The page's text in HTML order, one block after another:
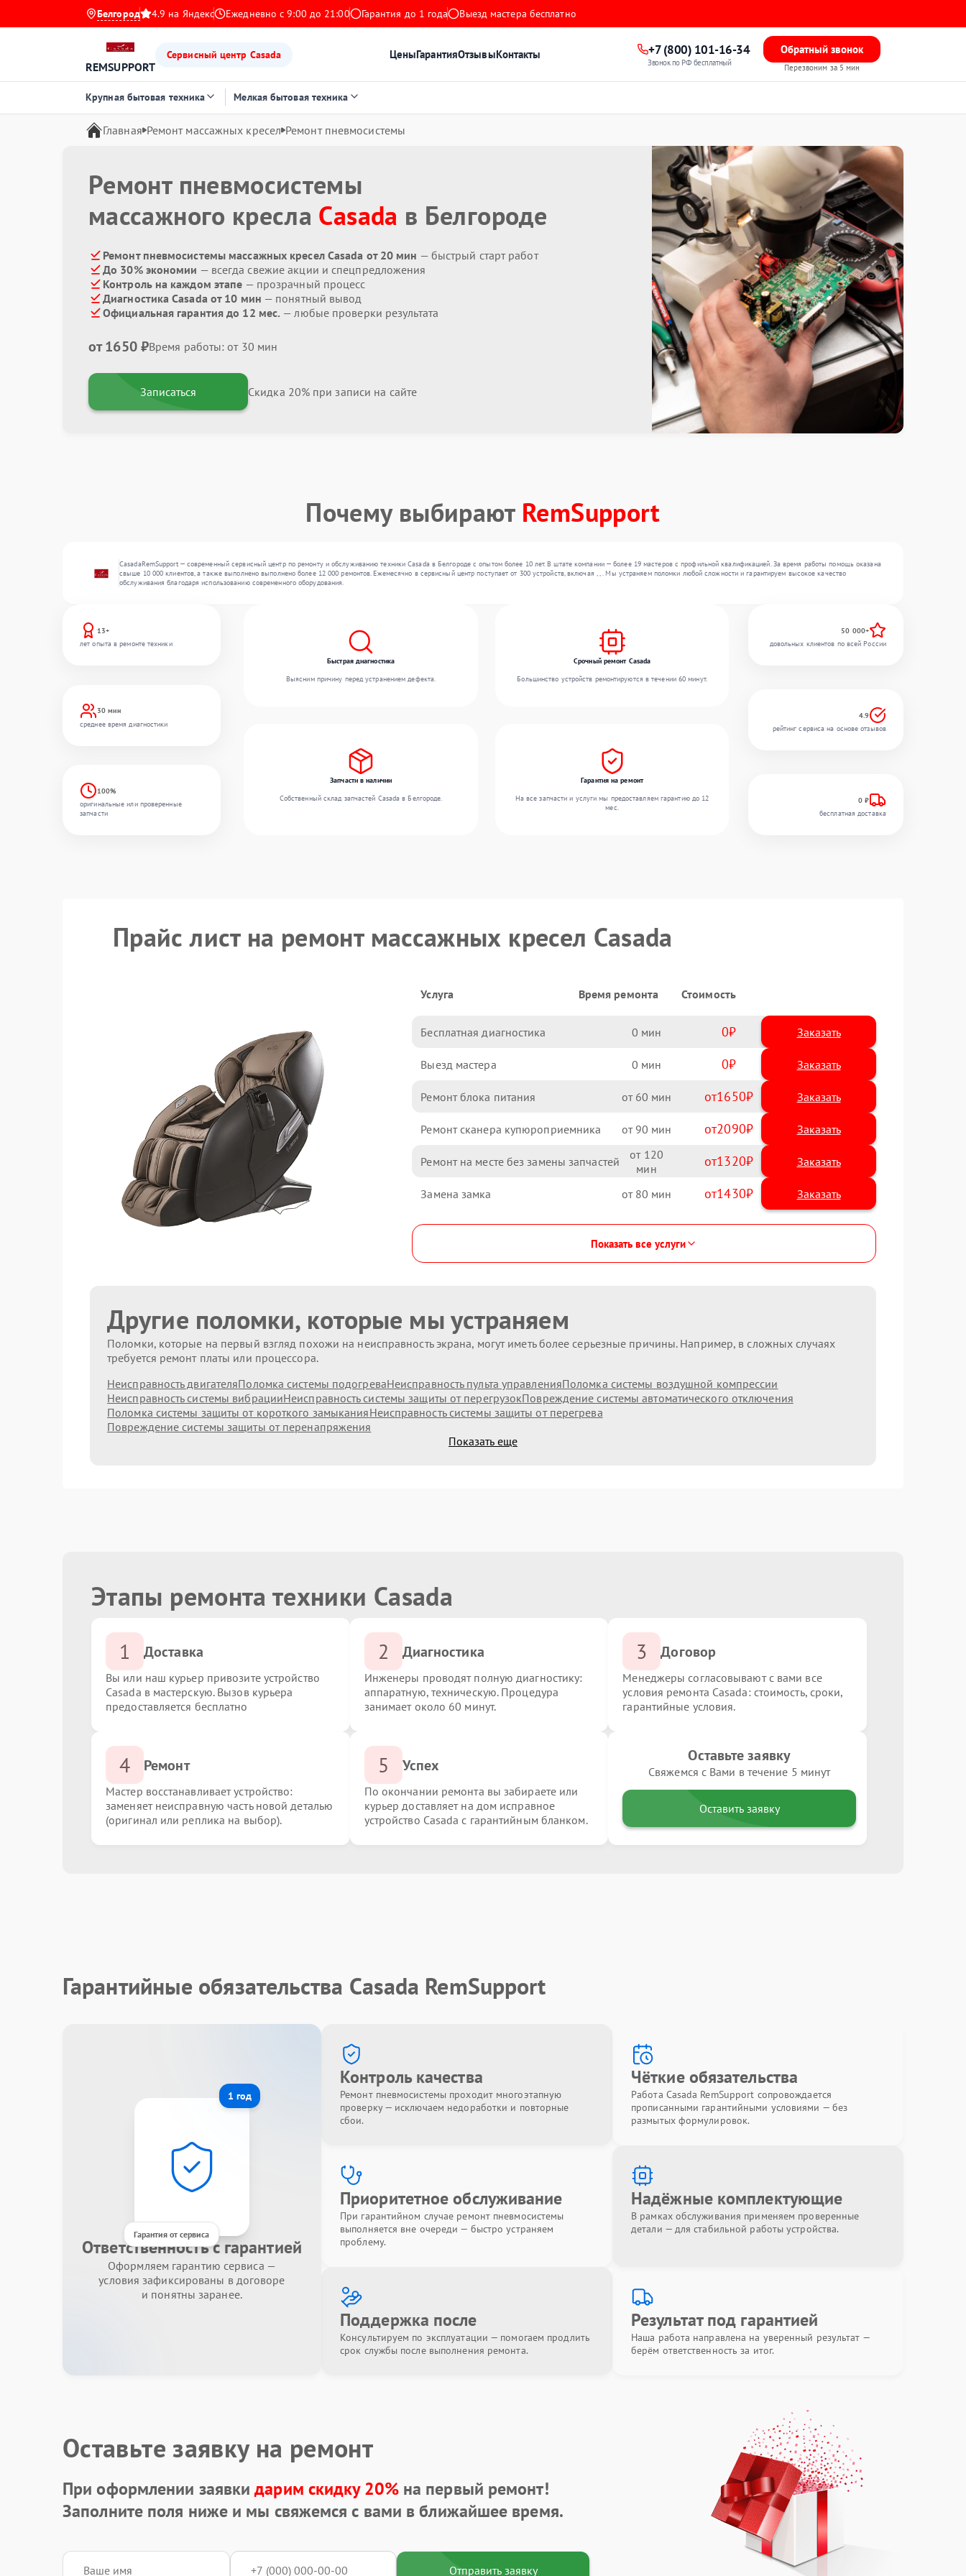
Белгород 4.9 на Яндекс Ежедневно с 9:00 до 21:00 Гарантия до 1 года Выезд мастера бесплатно
REMSUPPORT
Сервисный центр Casada ЦеныГарантияОтзывыКонтакты +7 (800) 101-16-34
Звонок по РФ бесплатный
Обратный звонок
Перезвоним за 5 мин
Крупная бытовая техника Мелкая бытовая техника
Главная Ремонт массажных кресел Ремонт пневмосистемы
Ремонт пневмосистемы
массажного кресла Casada в Белгороде
Ремонт пневмосистемы массажных кресел Casada от 20 мин — быстрый старт работ
До 30% экономии — всегда свежие акции и спецпредложения
Контроль на каждом этапе — прозрачный процесс
Диагностика Casada от 10 мин — понятный вывод
Официальная гарантия до 12 мес. — любые проверки результата
от 1650 ₽Время работы: от 30 мин
Записаться Скидка 20% при записи на сайте
Почему выбирают RemSupport
CasadaRemSupport — современный сервисный центр по ремонту и обслуживанию техники Casada в Белгороде с опытом более 10 лет. В штате компании — более 19 мастеров с профильной квалификацией. За время работы помощь оказана
свыше 10 000 клиентов, а также выполнено выполнено более 12 000 ремонтов. Ежемесячно в сервисный центр поступает от 300 устройств, включая , , . Мы устраняем поломки любой сложности и гарантируем высокое качество
обслуживания благодаря использованию современного оборудования.
13+
лет опыта в ремонте техники
30 мин
среднее время диагностики
100%
оригинальные или проверенные
запчасти
Быстрая диагностика
Выясним причину перед устранением дефекта.
Срочный ремонт Casada
Большинство устройств ремонтируются в течении 60 минут.
Запчасти в наличии
Собственный склад запчастей Casada в Белгороде.
Гарантия на ремонт
На все запчасти и услуги мы предоставляем гарантию до 12
мес.
50 000+
довольных клиентов по всей России
4.9
рейтинг сервиса на основе отзывов
0 ₽
бесплатная доставка
Прайс лист на ремонт массажных кресел Casada
Услуга Время ремонта Стоимость
Бесплатная диагностика 0 0 Заказать
Выезд мастера 0 0 Заказать
Ремонт блока питания 60 1650
Ремонт сканера купюроприемника 90 2090
Ремонт на месте без замены запчастей 120 1320
Замена замка 80 1430
Показать все услуги
Другие поломки, которые мы устраняем
Поломки, которые на первый взгляд похожи на неисправность экрана, могут иметь более серьезные причины. Например, в сложных случаях
требуется ремонт платы или процессора.
Неисправность двигателяПоломка системы подогреваНеисправность пульта управленияПоломка системы воздушной компрессии
Неисправность системы вибрацииНеисправность системы защиты от перегрузокПовреждение системы автоматического отключения
Поломка системы защиты от короткого замыканияНеисправность системы защиты от перегрева
Повреждение системы защиты от перенапряжения
Показать еще
Этапы ремонта техники Casada
1 Доставка
Вы или наш курьер привозите устройство
Casada в мастерскую. Вызов курьера
предоставляется бесплатно
2 Диагностика
Инженеры проводят полную диагностику:
аппаратную, техническую. Процедура
занимает около 60 минут.
3 Договор
Менеджеры согласовывают с вами все
условия ремонта Casada: стоимость, сроки,
гарантийные условия.
4 Ремонт
Мастер восстанавливает устройство:
заменяет неисправную часть новой деталью
(оригинал или реплика на выбор).
5 Успех
По окончании ремонта вы забираете или
курьер доставляет на дом исправное
устройство Casada с гарантийным бланком.
Оставьте заявку
Свяжемся с Вами в течение 5 минут
Оставить заявку
Гарантийные обязательства Casada RemSupport
1 год
Гарантия от сервиса
Ответственность с гарантией
Оформляем гарантию сервиса —
условия зафиксированы в договоре
и понятны заранее.
Контроль качества
Ремонт пневмосистемы проходит многоэтапную
проверку — исключаем недоработки и повторные
сбои.
Чёткие обязательства
Работа Casada RemSupport сопровождается
прописанными гарантийными условиями — без
размытых формулировок.
Приоритетное обслуживание
При гарантийном случае ремонт пневмосистемы
выполняется вне очереди — быстро устраняем
проблему.
Надёжные комплектующие
В рамках обслуживания применяем проверенные
детали — для стабильной работы устройства.
Поддержка после
Консультируем по эксплуатации — помогаем продлить
срок службы после выполнения ремонта.
Результат под гарантией
Наша работа направлена на уверенный результат —
берём ответственность за итог.
Оставьте заявку на ремонт
При оформлении заявкидарим скидку 20%на первый ремонт!
Заполните поля ниже и мы свяжемся с вами в ближайшее время.
Отправить заявку